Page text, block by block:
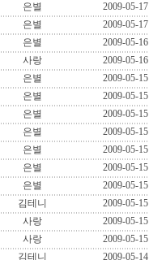
은별 2009-05-17
은별 2009-05-17
은별 2009-05-16
사랑 2009-05-16
은별 2009-05-15
은별 2009-05-15
은별 2009-05-15
은별 2009-05-15
은별 2009-05-15
은별 2009-05-15
은별 2009-05-15
김테니 2009-05-15
사랑 2009-05-15
사랑 2009-05-15
김테니 2009-05-14